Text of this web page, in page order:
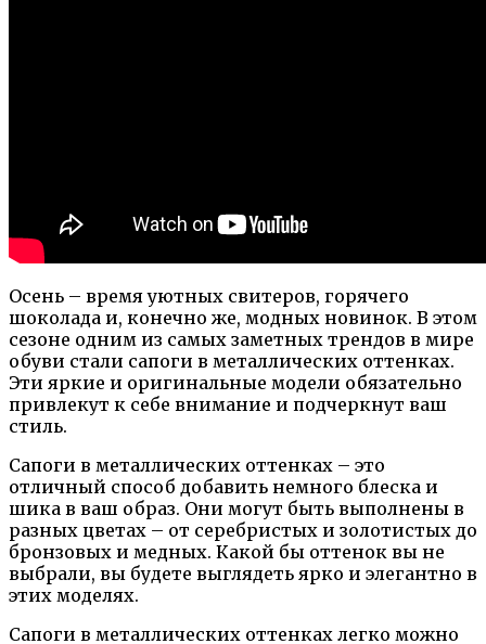
Осень – время уютных свитеров, горячего
шоколада и, конечно же, модных новинок. В этом
сезоне одним из самых заметных трендов в мире
обуви стали сапоги в металлических оттенках.
Эти яркие и оригинальные модели обязательно
привлекут к себе внимание и подчеркнут ваш
стиль.
Сапоги в металлических оттенках – это
отличный способ добавить немного блеска и
шика в ваш образ. Они могут быть выполнены в
разных цветах – от серебристых и золотистых до
бронзовых и медных. Какой бы оттенок вы не
выбрали, вы будете выглядеть ярко и элегантно в
этих моделях.
Сапоги в металлических оттенках легко можно